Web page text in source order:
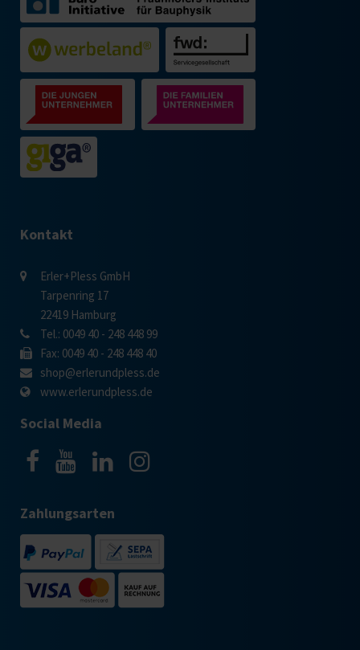
Kontakt
Erler+Pless GmbH
Tarpenring 17
22419 Hamburg
Tel.: 0049 40 - 248 448 99
Fax: 0049 40 - 248 448 40
shop@erlerundpless.de
www.erlerundpless.de
Social Media
Zahlungsarten